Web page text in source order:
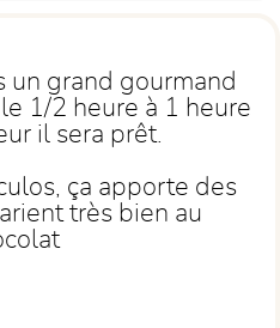
un grand gourmand
1/2 heure à 1 heure
il sera prêt.
ça apporte des
très bien au